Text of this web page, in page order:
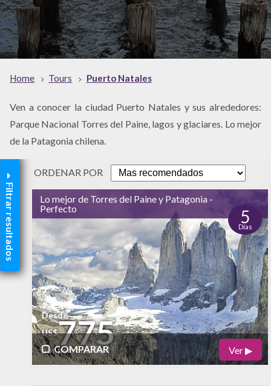
Home Tours Puerto Natales
Ven a conocer la ciudad Puerto Natales y sus alrededores:
Parque Nacional Torres del Paine, lagos y glaciares. Lo mejor
de la Patagonia chilena.
ORDENAR POR
Lo mejor de Torres del Paine y Patagonia -
Perfecto
5
Días
Desde
US$775
por persona
COMPARAR Ver ▶
Filtrar resultados